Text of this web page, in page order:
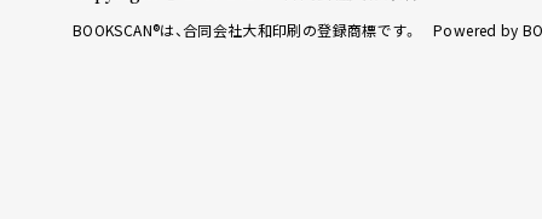
BOOKSCAN®は、合同会社大和印刷の登録商標です。 Powered by